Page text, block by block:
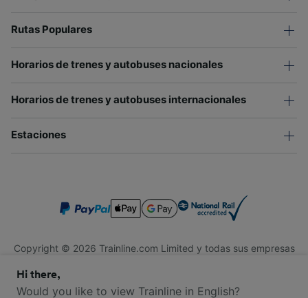
Rutas Populares
Horarios de trenes y autobuses nacionales
Horarios de trenes y autobuses internacionales
Estaciones
Copyright © 2026 Trainline.com Limited y todas sus empresas
Trainline.com Limited está registrada en Inglaterra y Gales.
Compañía No. 3846791. Dirección: 1 Stonecutter St, Londres
Hi there,
Would you like to view Trainline in English?